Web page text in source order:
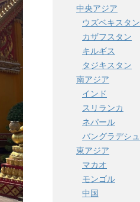
中央アジア
ウズベキスタン
カザフスタン
キルギス
タジキスタン
南アジア
インド
スリランカ
ネパール
バングラデシュ
東アジア
マカオ
モンゴル
中国